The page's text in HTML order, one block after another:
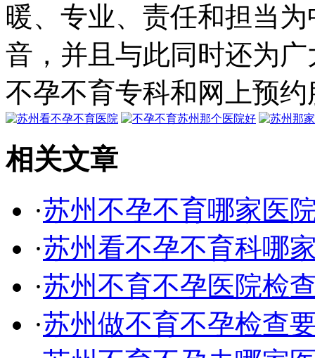
暖、专业、责任和担当
音，并且与此同时还为
不孕不育专科和网上预
相关文章
·苏州不孕不育哪家医
·苏州看不孕不育科哪
·苏州不育不孕医院检
·苏州做不育不孕检查